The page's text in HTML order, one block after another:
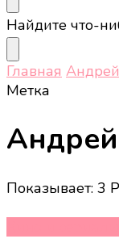
Ищите
что-
то?
Найдите что-
Главная
Метка
Показывает: 3